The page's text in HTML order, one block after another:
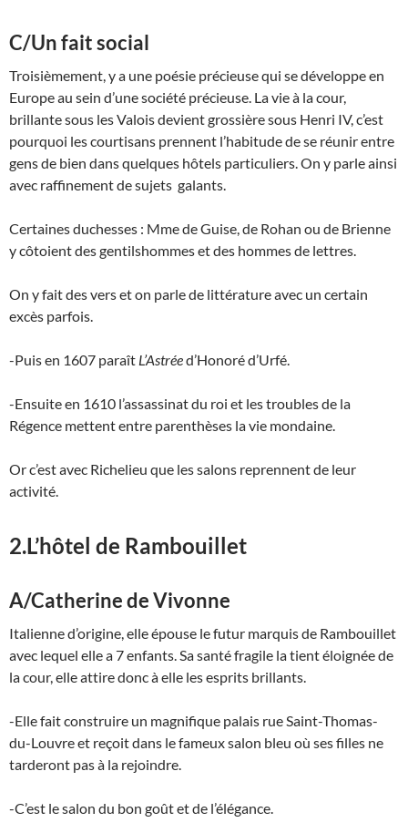
C/Un fait social
Troisièmement, y a une poésie précieuse qui se développe en
Europe au sein d’une société précieuse. La vie à la cour,
brillante sous les Valois devient grossière sous Henri IV, c’est
pourquoi les courtisans prennent l’habitude de se réunir entre
gens de bien dans quelques hôtels particuliers. On y parle ainsi
avec raffinement de sujets galants.
Certaines duchesses : Mme de Guise, de Rohan ou de Brienne
y côtoient des gentilshommes et des hommes de lettres.
On y fait des vers et on parle de littérature avec un certain
excès parfois.
-Puis en 1607 paraît L’Astréed’Honoré d’Urfé.
-Ensuite en 1610 l’assassinat du roi et les troubles de la
Régence mettent entre parenthèses la vie mondaine.
Or c’est avec Richelieu que les salons reprennent de leur
activité.
2.L’hôtel de Rambouillet
A/Catherine de Vivonne
Italienne d’origine, elle épouse le futur marquis de Rambouillet
avec lequel elle a 7 enfants. Sa santé fragile la tient éloignée de
la cour, elle attire donc à elle les esprits brillants.
-Elle fait construire un magnifique palais rue Saint-Thomas-
du-Louvre et reçoit dans le fameux salon bleu où ses filles ne
tarderont pas à la rejoindre.
-C’est le salon du bon goût et de l’élégance.